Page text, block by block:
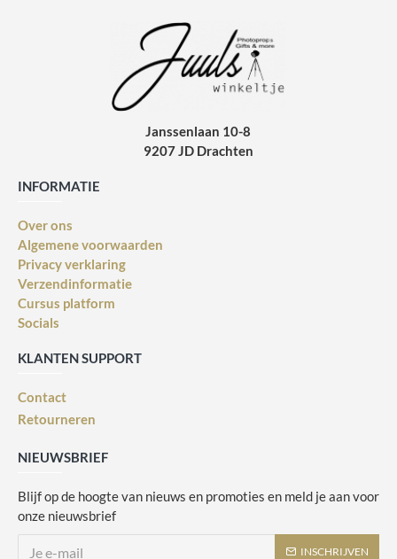
Janssenlaan 10-8
9207 JD Drachten
INFORMATIE
Over ons
Algemene voorwaarden
Privacy verklaring
Verzendinformatie
Cursus platform
Socials
KLANTEN SUPPORT
Contact
Retourneren
NIEUWSBRIEF
Blijf op de hoogte van nieuws en promoties en meld je aan voor
onze nieuwsbrief
INSCHRIJVEN